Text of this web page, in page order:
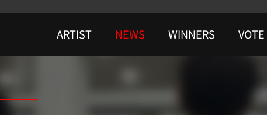
ARTIST NEWS WINNERS VOTE